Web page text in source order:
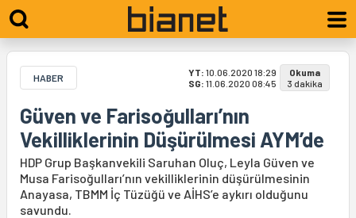
HABER YT: 10.06.2020 18:29
SG: 11.06.2020 08:45
Okuma
3 dakika
Güven ve Farisoğulları’nın
Vekilliklerinin Düşürülmesi AYM’de
HDP Grup Başkanvekili Saruhan Oluç, Leyla Güven ve
Musa Farisoğulları’nın vekilliklerinin düşürülmesinin
Anayasa, TBMM İç Tüzüğü ve AİHS’e aykırı olduğunu
savundu.